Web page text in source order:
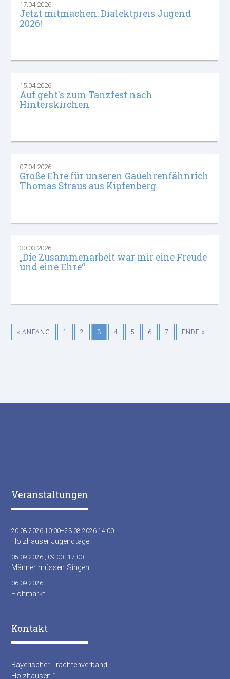
17.04.2026
Jetzt mitmachen: Dialektpreis Jugend
2026!
15.04.2026
Auf geht's zum Tanzfest nach
Hinterskirchen
07.04.2026
Große Ehre für unseren Gauehrenfähnrich
Thomas Straus aus Kipfenberg
30.03.2026
„Die Zusammenarbeit war mir eine Freude
und eine Ehre“
« ANFANG 1 2 3 4 5 6 7 ENDE »
Veranstaltungen
20.08.2026 10:00–23.08.2026 14:00
Holzhauser Jugendtage
05.09.2026 , 09:00–17:00
Männer müssen Singen
06.09.2026
Flohmarkt
Kontakt
Bayerischer Trachtenverband
Holzhausen 1